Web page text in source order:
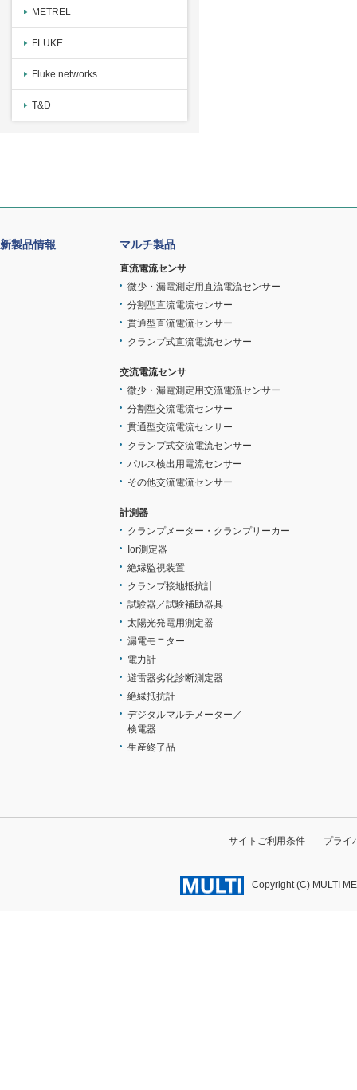
METREL
FLUKE
Fluke networks
T&D
新製品情報 マルチ製品
直流電流センサ
微少・漏電測定用直流電流センサー
分割型直流電流センサー
貫通型直流電流センサー
クランプ式直流電流センサー
交流電流センサ
微少・漏電測定用交流電流センサー
分割型交流電流センサー
貫通型交流電流センサー
クランプ式交流電流センサー
パルス検出用電流センサー
その他交流電流センサー
計測器
クランプメーター・クランプリーカー
Ior測定器
絶縁監視装置
クランプ接地抵抗計
試験器／試験補助器具
太陽光発電用測定器
漏電モニター
電力計
避雷器劣化診断測定器
絶縁抵抗計
デジタルマルチメーター／
検電器
生産終了品
サイトご利用条件 プライ
Copyright (C) MULTI